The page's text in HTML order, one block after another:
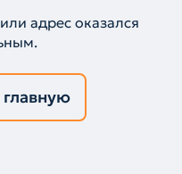
адрес оказался
главную